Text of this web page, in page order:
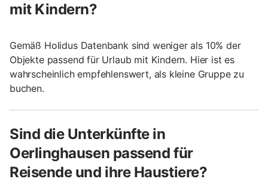
mit Kindern?
Gemäß Holidus Datenbank sind weniger als 10% der
Objekte passend für Urlaub mit Kindern. Hier ist es
wahrscheinlich empfehlenswert, als kleine Gruppe zu
buchen.
Sind die Unterkünfte in
Oerlinghausen passend für
Reisende und ihre Haustiere?